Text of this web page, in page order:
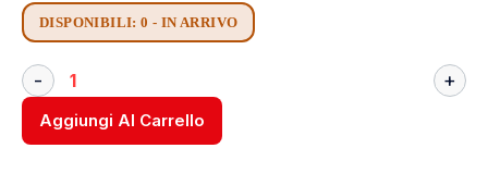
DISPONIBILI: 0 - IN ARRIVO
Aggiungi Al Carrello